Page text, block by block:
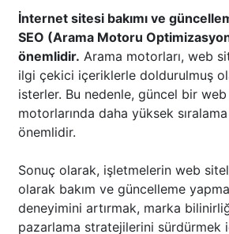
İnternet sitesi bakımı ve
SEO (Arama Motoru
önemlidir. Arama motorları, web
ilgi çekici içeriklerle doldurulmuş
isterler. Bu nedenle, güncel bir
motorlarında daha yüksek
önemlidir.
Sonuç olarak, işletmelerin web
olarak bakım ve güncelleme
deneyimini artırmak, marka
pazarlama stratejilerini sürdürmek